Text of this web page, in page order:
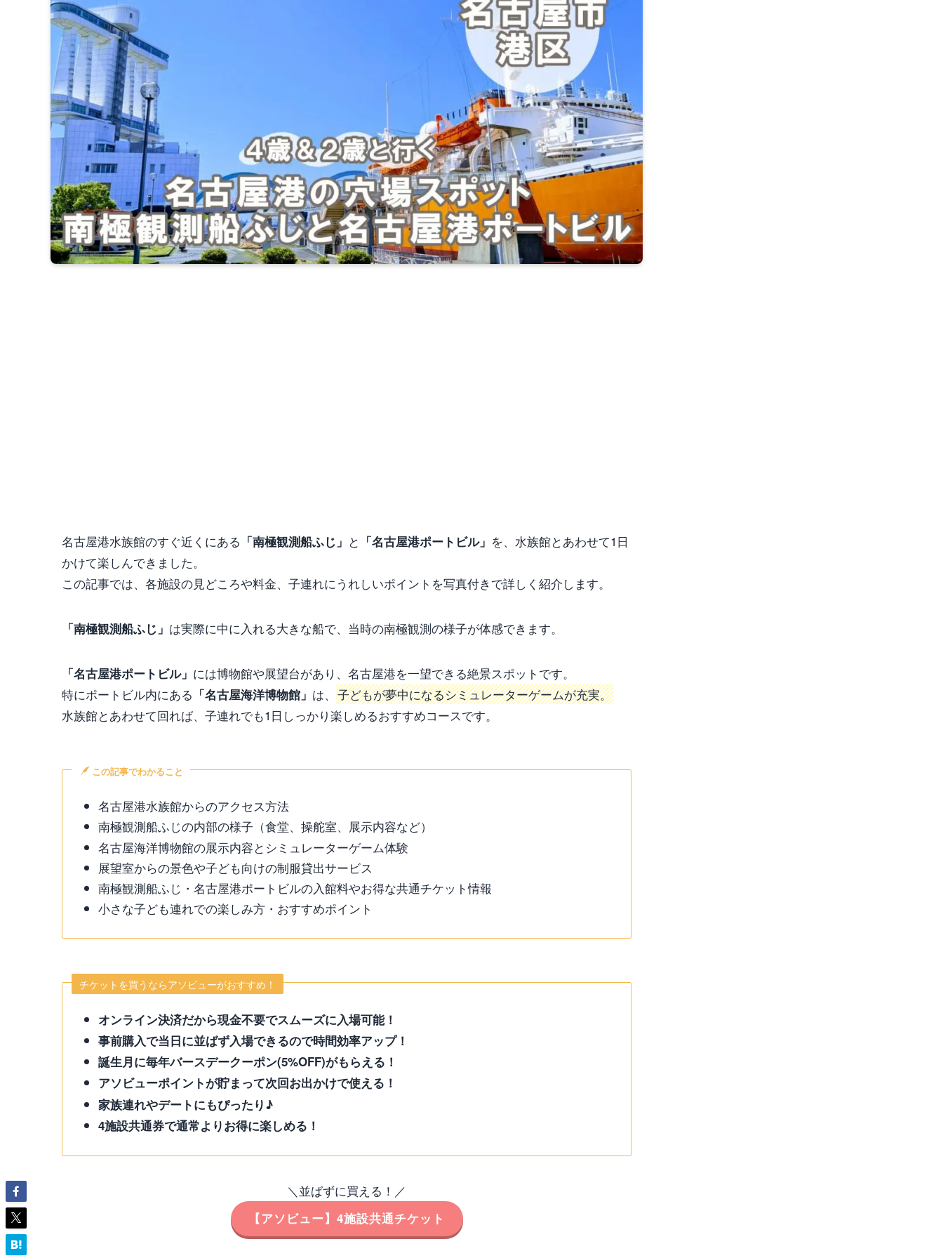
名古屋港水族館のすぐ近くにある 「南極観測船ふじ」 と 「名古屋港ポートビル」 を、水族館とあわせて1日
かけて楽しんできました。
この記事では、各施設の見どころや料金、子連れにうれしいポイントを写真付きで詳しく紹介します。
「南極観測船ふじ」 は実際に中に入れる大きな船で、当時の南極観測の様子が体感できます。
「名古屋港ポートビル」 には博物館や展望台があり、名古屋港を一望できる絶景スポットです。
特にポートビル内にある 「名古屋海洋博物館」 は、 子どもが夢中になるシミュレーターゲームが充実。
水族館とあわせて回れば、子連れでも1日しっかり楽しめるおすすめコースです。
この記事でわかること
名古屋港水族館からのアクセス方法
南極観測船ふじの内部の様子（食堂、操舵室、展示内容など）
名古屋海洋博物館の展示内容とシミュレーターゲーム体験
展望室からの景色や子ども向けの制服貸出サービス
南極観測船ふじ・名古屋港ポートビルの入館料やお得な共通チケット情報
小さな子ども連れでの楽しみ方・おすすめポイント
チケットを買うならアソビューがおすすめ！
オンライン決済だから現金不要でスムーズに入場可能！
事前購入で当日に並ばず入場できるので時間効率アップ！
誕生月に毎年バースデークーポン(5%OFF)がもらえる！
アソビューポイントが貯まって次回お出かけで使える！
家族連れやデートにもぴったり♪
4施設共通券で通常よりお得に楽しめる！
＼並ばずに買える！／
【アソビュー】4施設共通チケット